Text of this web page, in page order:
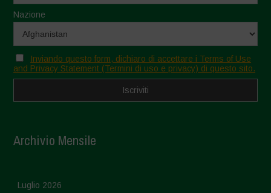
Nazione
Inviando questo form, dichiaro di accettare i Terms of Use
and Privacy Statement (Termini di uso e privacy) di questo sito.
Archivio Mensile
Luglio 2026